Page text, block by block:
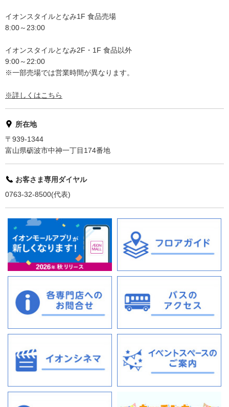
イオンスタイルとなみ1F 食品売場
8:00～23:00
イオンスタイルとなみ2F・1F 食品以外
9:00～22:00
※一部売場では営業時間が異なります。
※詳しくはこちら
所在地
〒939-1344
富山県砺波市中神一丁目174番地
お客さま専用ダイヤル
0763-32-8500(代表)